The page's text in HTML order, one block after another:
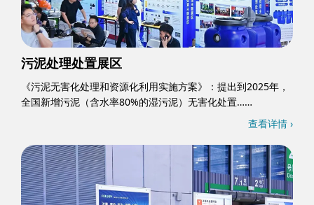
污泥处理处置展区
《污泥无害化处理和资源化利用实施方案》：提出到2025年，
全国新增污泥（含水率80%的湿污泥）无害化处置……
查看详情 ›